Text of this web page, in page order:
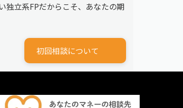
独立系FPだからこそ、あなたの期
初回相談について